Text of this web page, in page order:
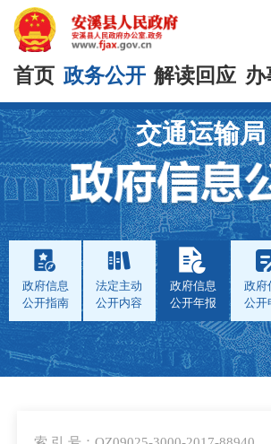
首页 政务公开 解读回应 办
交通运输局
政府信息
公开指南
法定主动
公开内容
政府信息
公开年报
政府
公开